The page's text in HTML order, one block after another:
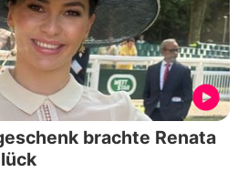
brachte Renata